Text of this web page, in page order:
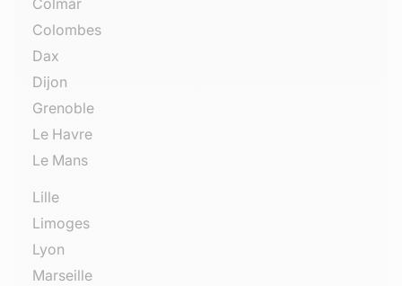
Colmar
Colombes
Dax
Dijon
Grenoble
Le Havre
Le Mans
Lille
Limoges
Lyon
Marseille